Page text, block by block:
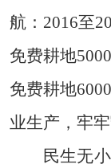
航：2016至
免费耕地
免费耕地
业生产，牢
民生无